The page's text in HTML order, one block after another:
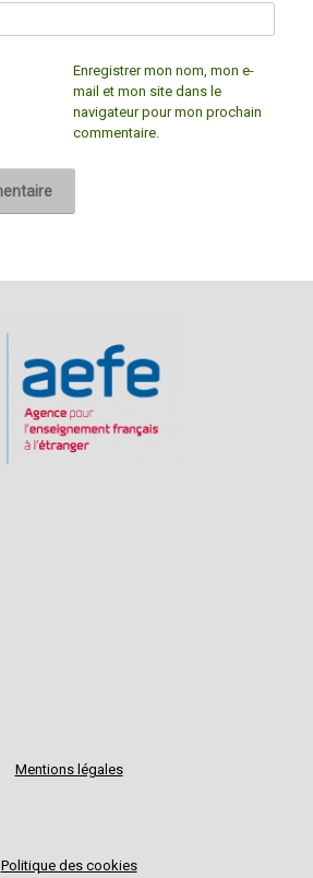
Enregistrer mon nom, mon e-
mail et mon site dans le
navigateur pour mon prochain
commentaire.
Mentions légales
Politique des cookies